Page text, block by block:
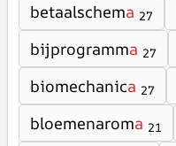
betaalschema 27
bijprogramma 27
biomechanica 27
bloemenaroma 21